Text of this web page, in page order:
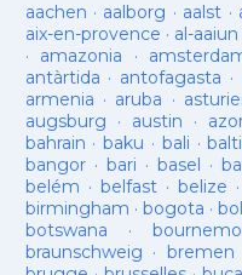
aachen · aalborg · aalst ·
aix-en-provence · al-aaiun
· amazonia ·
antàrtida · antofagasta ·
armenia · aruba ·
augsburg · austin ·
bahrain ·baku · bali ·
bangor· bari ·basel ·
belém · belfast· belize ·
birmingham · bogota ·
botswana ·
braunschweig · bremen